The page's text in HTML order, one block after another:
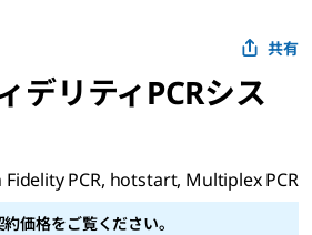
共有
デリティPCRシス
PCR, hotstart, Multiplex PCR
価格をご覧ください。